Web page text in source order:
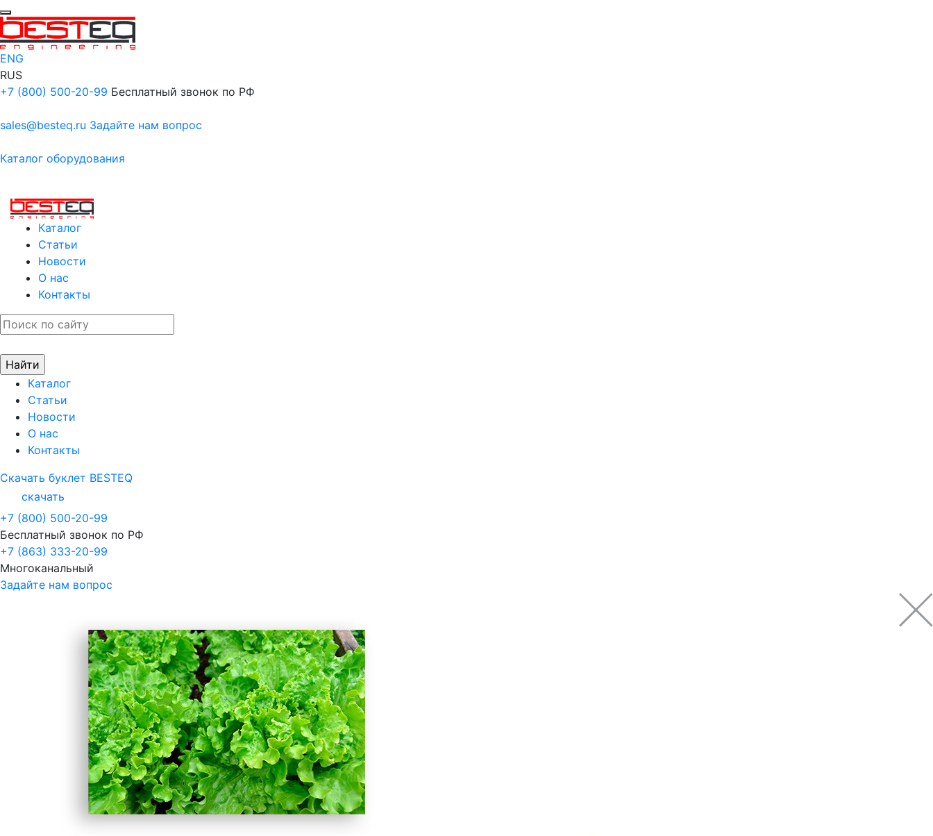
ENG
RUS
+7 (800) 500-20-99 Бесплатный звонок по РФ
sales@besteq.ru Задайте нам вопрос
Каталог оборудования
Каталог
Статьи
Новости
О нас
Контакты
Каталог
Статьи
Новости
О нас
Контакты
Скачать буклет BESTEQ
скачать
+7 (800) 500-20-99
Бесплатный звонок по РФ
+7 (863) 333-20-99
Многоканальный
Задайте нам вопрос